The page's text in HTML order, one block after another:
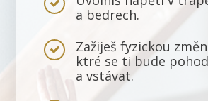
a bedrech.
Zažiješ fyzickou
ktré se ti bude
a vstávat.